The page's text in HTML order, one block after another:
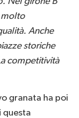
molto
Anche
storiche
competitività
granata ha poi
questa